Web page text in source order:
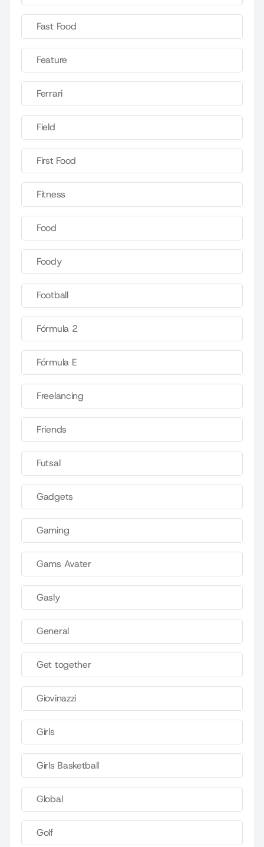
Fast Food
Feature
Ferrari
Field
First Food
Fitness
Food
Foody
Football
Fórmula 2
Fórmula E
Freelancing
Friends
Futsal
Gadgets
Gaming
Gams Avater
Gasly
General
Get together
Giovinazzi
Girls
Girls Basketball
Global
Golf